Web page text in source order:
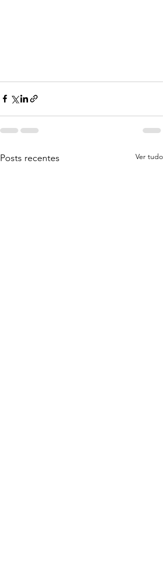
Posts recentes Ver tudo